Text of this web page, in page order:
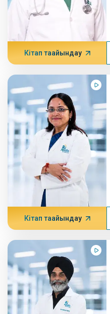
Кітап тағайындау
Кітап тағайындау